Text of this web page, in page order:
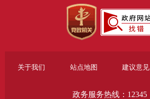
关于我们 站点地图 建议意见
政务服务热线：12345